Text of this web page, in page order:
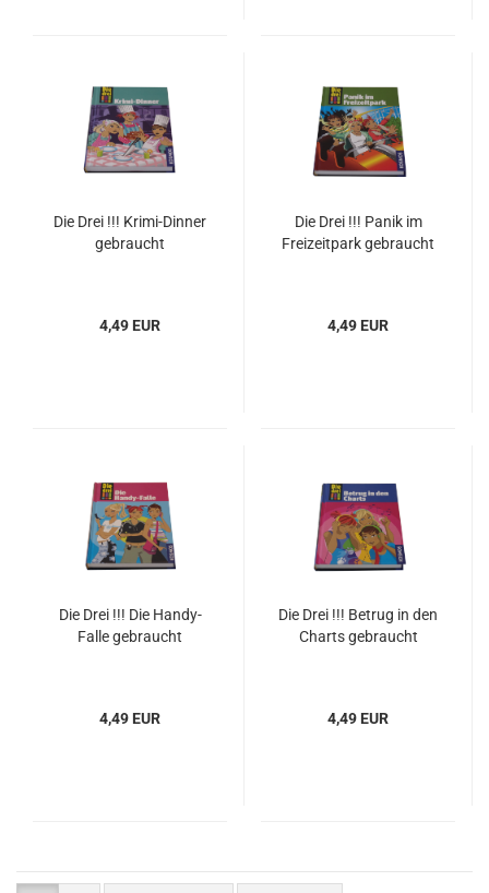
Die Drei !!! Krimi-Dinner
gebraucht
4,49 EUR
Die Drei !!! Panik im
Freizeitpark gebraucht
4,49 EUR
Die Drei !!! Die Handy-
Falle gebraucht
4,49 EUR
Die Drei !!! Betrug in den
Charts gebraucht
4,49 EUR